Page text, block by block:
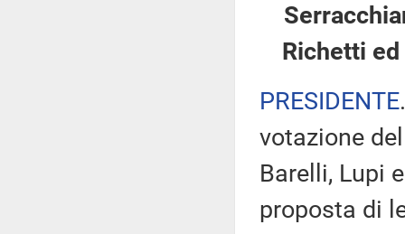
Richetti
PRESIDENTE
votazione
Barelli, Lupi
proposta di